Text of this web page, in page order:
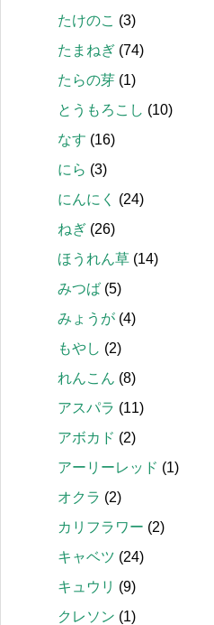
たけのこ (3)
たまねぎ (74)
たらの芽 (1)
とうもろこし (10)
なす (16)
にら (3)
にんにく
(24)
ねぎ (26)
ほうれん草 (14)
みつば (5)
みょうが (4)
もやし (2)
れんこん (8)
アスパラ (11)
アボカド (2)
アーリーレッド (1)
オクラ (2)
カリフラワー (2)
キャベツ (24)
キュウリ (9)
クレソン (1)